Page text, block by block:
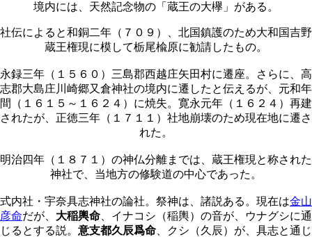
境内には、天然記念物の「蔵王の大欅」がある。
社伝によると和銅二年（７０９）、北国鎮護のため大和国吉野
蔵王権現に模して栃尾楡原に勧請したもの。
永録三年（１５６０）三島郡西越庄矢田村に遷座。さらに、高
志郡大島庄川崎郷又倉神社の境内に遷したと伝えるが、元和年
間（１６１５～１６２４）に焼失。寛永元年（１６２４）再建
されたが、正徳三年（１７１１）社地崩壊のため現在地に遷さ
れた。
明治四年（１８７１）の神仏分離までは、蔵王権現と称された
神社で、当地方の修験道の中心であった。
式内社・宇奈具志神社の論社。祭神は、諸説ある。現在は金山
彦命だが、 大稲輿命 、イナコシ（稲輿）の音が、ウナグシに通
じるとする説。 意支都久辰爲命 、クシ（久辰）が、具志と通じ